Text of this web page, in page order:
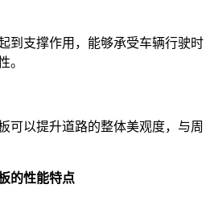
到支撑作用，能够承受车辆行驶时
。
可以提升道路的整体美观度，与周
的性能特点